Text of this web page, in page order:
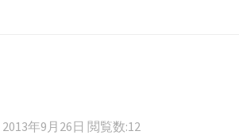
2013年9月26日 閲覧数:12